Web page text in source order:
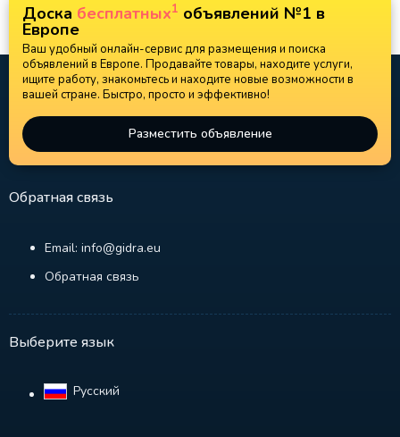
Доска бесплатных1 объявлений №1 в
Европе
Ваш удобный онлайн-сервис для размещения и поиска
объявлений в Европе. Продавайте товары, находите услуги,
ищите работу, знакомьтесь и находите новые возможности в
вашей стране. Быстро, просто и эффективно!
Разместить объявление
Обратная связь
Email: info@gidra.eu
Обратная связь
Выберите язык
Русский‎